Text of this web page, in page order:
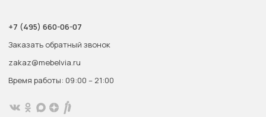
+7 (495) 660-06-07
Заказать обратный звонок
zakaz@mebelvia.ru
Время работы: 09:00 – 21:00